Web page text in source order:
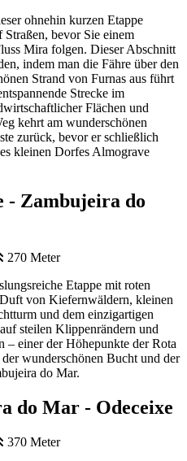
ohnehin kurzen Etappe
bevor Sie einem
Mira folgen. Dieser Abschnitt
indem man die Fähre über den
Strand von Furnas aus führt
Strecke im
Flächen und
kehrt am wunderschönen
zurück, bevor er schließlich
kleinen Dorfes Almograve
- Zambujeira do
270 Meter
Etappe mit roten
von Kiefernwäldern, kleinen
und dem einzigartigen
steilen Klippenrändern und
– einer der Höhepunkte der Rota
wunderschönen Bucht und der
do Mar.
do Mar - Odeceixe
370 Meter